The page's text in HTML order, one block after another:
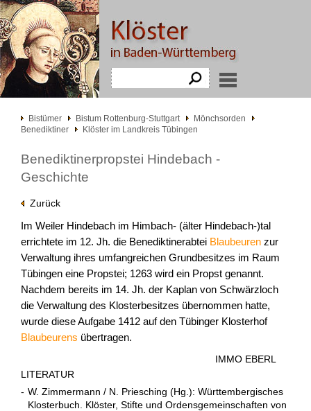
Bistümer Bistum Rottenburg-Stuttgart
Mönchsorden
Benediktiner
Klöster im Landkreis Tübingen
Benediktinerpropstei Hindebach -
Geschichte
Zurück
Im Weiler Hindebach im Himbach- (älter Hindebach-)tal
errichtete im 12. Jh. die Benediktinerabtei Blaubeuren zur
Verwaltung ihres umfangreichen Grundbesitzes im Raum
Tübingen eine Propstei; 1263 wird ein Propst genannt.
Nachdem bereits im 14. Jh. der Kaplan von Schwärzloch
die Verwaltung des Klosterbesitzes übernommen hatte,
wurde diese Aufgabe 1412 auf den Tübinger Klosterhof
Blaubeurens übertragen.
IMMO EBERL
LITERATUR
- W. Zimmermann / N. Priesching (Hg.): Württembergisches
Klosterbuch. Klöster, Stifte und Ordensgemeinschaften von